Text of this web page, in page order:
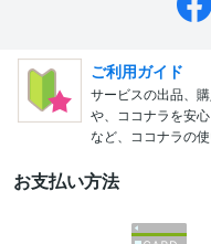
ご利用ガイド
サービスの出品、
や、ココナラを安
など、ココナラの使
お支払い方法